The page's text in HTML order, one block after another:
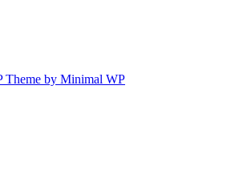
Theme by Minimal WP